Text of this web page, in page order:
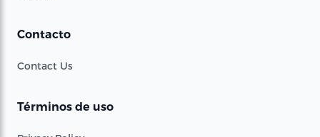
Contacto
Contact Us
Términos de uso